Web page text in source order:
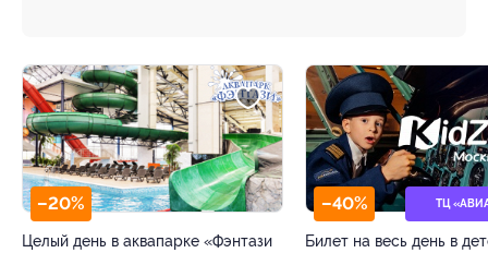
–20%
Целый день в аквапарке «Фэнтази
–40% ТЦ
Билет на весь день в